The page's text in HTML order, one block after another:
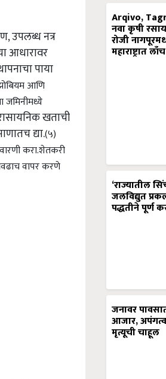
उपलब्ध नत्र
आधारावर
पाया
आणि
जमिनीमध्ये
खताची
द्या.(५)
करा.शेतकरी
वापर करणे
Arqivo,
नवा कृषी
रोजी
महाराष्ट्रात
‘राज्यातील
जलविद्युत
पद्धतीने पूर्ण
जनावर
आजार,
मृत्यूची चाहूल